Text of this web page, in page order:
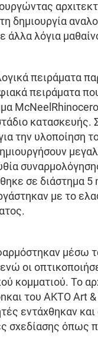
δημιουργία
άλλα λόγια
πειράματα
πειράματα
την υλοποίηση
σε διάστημα 5
με το
μέσω
οι
κομματιού. Το
του ΑΚΤΟ Art &
εντάχθηκαν
σχεδίασης όπως